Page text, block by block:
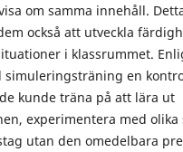
om samma innehåll.
också att utveckla
i klassrummet.
en
kunde träna på att lära ut
experimentera med
utan den omedelbara